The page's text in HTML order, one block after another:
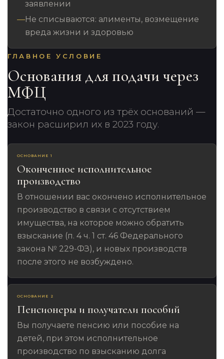
заявлении
Не списываются: алименты, возмещение
вреда жизни и здоровью
ГЛАВНОЕ УСЛОВИЕ
Основания для подачи через
МФЦ
Достаточно одного из трёх оснований —
закон расширил их в 2023 году.
ОСНОВАНИЕ 1
Оконченное исполнительное
производство
В отношении вас окончено исполнительное
производство в связи с отсутствием
имущества, на которое можно обратить
взыскание (п. 4 ч. 1 ст. 46 Федерального
закона № 229-ФЗ), и новых производств
после этого не возбуждено.
ОСНОВАНИЕ 2
Пенсионеры и получатели пособий
Вы получаете пенсию или пособие на
детей, при этом исполнительное
производство по взысканию долга